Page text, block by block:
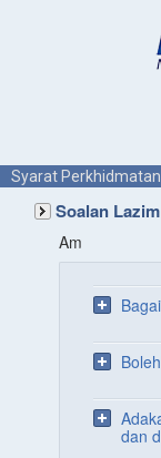
Syarat Perkhidmatan
Soalan Lazim
Am
dan